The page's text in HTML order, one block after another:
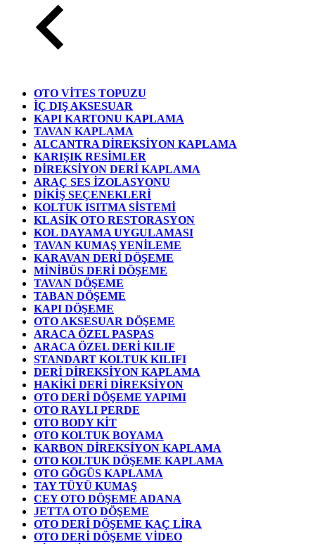
OTO VİTES TOPUZU
İÇ DIŞ AKSESUAR
KAPI KARTONU KAPLAMA
TAVAN KAPLAMA
ALCANTRA DİREKSİYON KAPLAMA
KARIŞIK RESİMLER
DİREKSİYON DERİ KAPLAMA
ARAÇ SES İZOLASYONU
DİKİŞ SEÇENEKLERİ
KOLTUK ISITMA SİSTEMİ
KLASİK OTO RESTORASYON
KOL DAYAMA UYGULAMASI
TAVAN KUMAŞ YENİLEME
KARAVAN DERİ DÖŞEME
MİNİBÜS DERİ DÖŞEME
TAVAN DÖŞEME
TABAN DÖŞEME
KAPI DÖŞEME
OTO AKSESUAR DÖŞEME
ARACA ÖZEL PASPAS
ARACA ÖZEL DERİ KILIF
STANDART KOLTUK KILIFI
DERİ DİREKSİYON KAPLAMA
HAKİKİ DERİ DİREKSİYON
OTO DERİ DÖŞEME YAPIMI
OTO RAYLI PERDE
OTO BODY KİT
OTO KOLTUK BOYAMA
KARBON DİREKSİYON KAPLAMA
OTO KOLTUK DÖŞEME KAPLAMA
OTO GÖGÜS KAPLAMA
TAY TÜYÜ KUMAŞ
CEY OTO DÖŞEME ADANA
JETTA OTO DÖŞEME
OTO DERİ DÖŞEME KAÇ LİRA
OTO DERİ DÖŞEME VİDEO